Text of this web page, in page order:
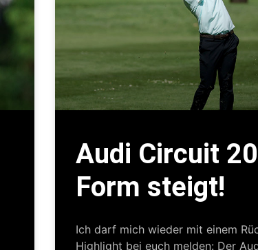
Audi Circuit
Form steigt!
Ich darf mich wieder mit einem
Highlight bei euch melden: Der